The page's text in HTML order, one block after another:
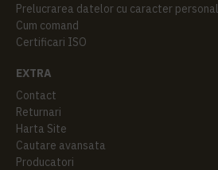
Prelucrarea datelor cu caracter personal
Cum comand
Certificari ISO
EXTRA
Contact
Returnari
Harta Site
Cautare avansata
Producatori